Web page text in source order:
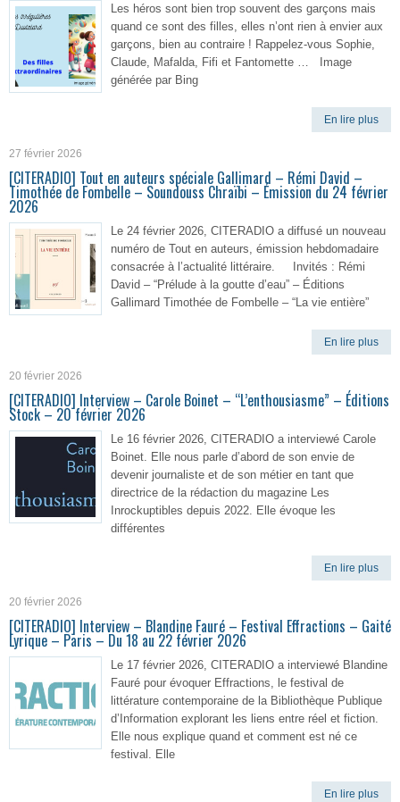
Les héros sont bien trop souvent des garçons mais
quand ce sont des filles, elles n’ont rien à envier aux
garçons, bien au contraire ! Rappelez-vous Sophie,
Claude, Mafalda, Fifi et Fantomette … Image
générée par Bing
En lire plus
27 février 2026
[CITERADIO] Tout en auteurs spéciale Gallimard – Rémi David –
Timothée de Fombelle – Soundouss Chraïbi – Émission du 24 février
2026
Le 24 février 2026, CITERADIO a diffusé un nouveau
numéro de Tout en auteurs, émission hebdomadaire
consacrée à l’actualité littéraire. Invités : Rémi
David – “Prélude à la goutte d’eau” – Éditions
Gallimard Timothée de Fombelle – “La vie entière”
En lire plus
20 février 2026
[CITERADIO] Interview – Carole Boinet – “L’enthousiasme” – Éditions
Stock – 20 février 2026
Le 16 février 2026, CITERADIO a interviewé Carole
Boinet. Elle nous parle d’abord de son envie de
devenir journaliste et de son métier en tant que
directrice de la rédaction du magazine Les
Inrockuptibles depuis 2022. Elle évoque les
différentes
En lire plus
20 février 2026
[CITERADIO] Interview – Blandine Fauré – Festival Effractions – Gaité
Lyrique – Paris – Du 18 au 22 février 2026
Le 17 février 2026, CITERADIO a interviewé Blandine
Fauré pour évoquer Effractions, le festival de
littérature contemporaine de la Bibliothèque Publique
d’Information explorant les liens entre réel et fiction.
Elle nous explique quand et comment est né ce
festival. Elle
En lire plus